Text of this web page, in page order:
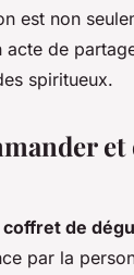
est non
acte de
spiritueux.
de
par la